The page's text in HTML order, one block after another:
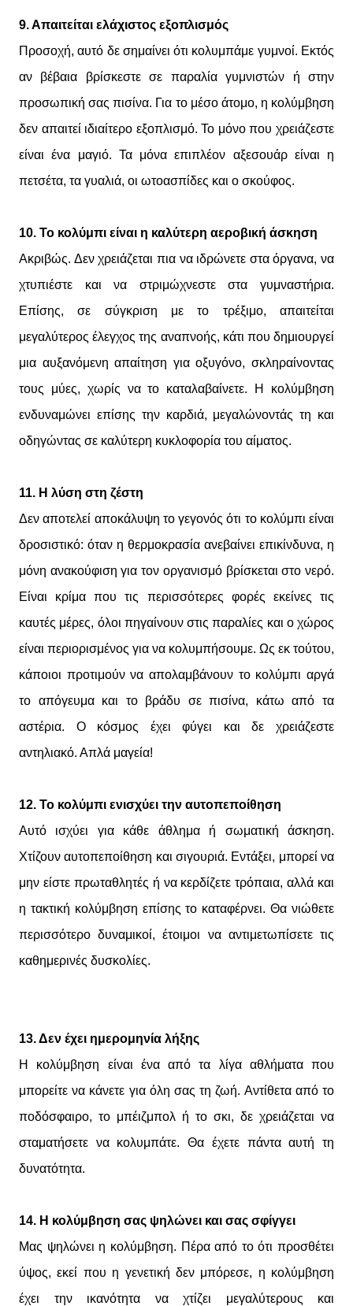
9. Απαιτείται ελάχιστος εξοπλισμός
Προσοχή, αυτό δε σημαίνει ότι κολυμπάμε γυμνοί. Εκτός
αν βέβαια βρίσκεστε σε παραλία γυμνιστών ή στην
προσωπική σας πισίνα. Για το μέσο άτομο, η κολύμβηση
δεν απαιτεί ιδιαίτερο εξοπλισμό. Το μόνο που χρειάζεστε
είναι ένα μαγιό. Τα μόνα επιπλέον αξεσουάρ είναι η
πετσέτα, τα γυαλιά, οι ωτοασπίδες και ο σκούφος.
10. Το κολύμπι είναι η καλύτερη αεροβική άσκηση
Ακριβώς. Δεν χρειάζεται πια να ιδρώνετε στα όργανα, να
χτυπιέστε και να στριμώχνεστε στα γυμναστήρια.
Επίσης, σε σύγκριση με το τρέξιμο, απαιτείται
μεγαλύτερος έλεγχος της αναπνοής, κάτι που δημιουργεί
μια αυξανόμενη απαίτηση για οξυγόνο, σκληραίνοντας
τους μύες, χωρίς να το καταλαβαίνετε. Η κολύμβηση
ενδυναμώνει επίσης την καρδιά, μεγαλώνοντάς τη και
οδηγώντας σε καλύτερη κυκλοφορία του αίματος.
11. Η λύση στη ζέστη
Δεν αποτελεί αποκάλυψη το γεγονός ότι το κολύμπι είναι
δροσιστικό: όταν η θερμοκρασία ανεβαίνει επικίνδυνα, η
μόνη ανακούφιση για τον οργανισμό βρίσκεται στο νερό.
Είναι κρίμα που τις περισσότερες φορές εκείνες τις
καυτές μέρες, όλοι πηγαίνουν στις παραλίες και ο χώρος
είναι περιορισμένος για να κολυμπήσουμε. Ως εκ τούτου,
κάποιοι προτιμούν να απολαμβάνουν το κολύμπι αργά
το απόγευμα και το βράδυ σε πισίνα, κάτω από τα
αστέρια. Ο κόσμος έχει φύγει και δε χρειάζεστε
αντηλιακό. Απλά μαγεία!
12. Το κολύμπι ενισχύει την αυτοπεποίθηση
Αυτό ισχύει για κάθε άθλημα ή σωματική άσκηση.
Χτίζουν αυτοπεποίθηση και σιγουριά. Εντάξει, μπορεί να
μην είστε πρωταθλητές ή να κερδίζετε τρόπαια, αλλά και
η τακτική κολύμβηση επίσης το καταφέρνει. Θα νιώθετε
περισσότερο δυναμικοί, έτοιμοι να αντιμετωπίσετε τις
καθημερινές δυσκολίες.
13. Δεν έχει ημερομηνία λήξης
Η κολύμβηση είναι ένα από τα λίγα αθλήματα που
μπορείτε να κάνετε για όλη σας τη ζωή. Αντίθετα από το
ποδόσφαιρο, το μπέιζμπολ ή το σκι, δε χρειάζεται να
σταματήσετε να κολυμπάτε. Θα έχετε πάντα αυτή τη
δυνατότητα.
14. Η κολύμβηση σας ψηλώνει και σας σφίγγει
Μας ψηλώνει η κολύμβηση. Πέρα από το ότι προσθέτει
ύψος, εκεί που η γενετική δεν μπόρεσε, η κολύμβηση
έχει την ικανότητα να χτίζει μεγαλύτερους και